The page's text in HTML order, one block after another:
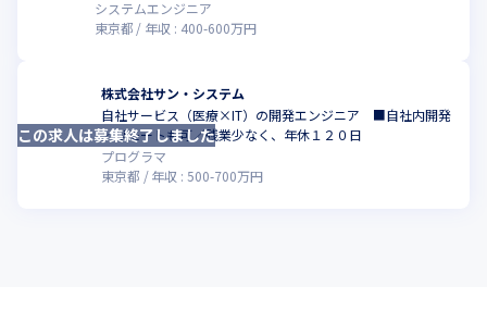
システムエンジニア
東京都
年収 : 400-600万円
株式会社サン・システム
自社サービス（医療×IT）の開発エンジニア ■自社内開発
／リモートも可／残業少なく、年休１２０日
プログラマ
東京都
年収 : 500-700万円
この求人は募集終了しました